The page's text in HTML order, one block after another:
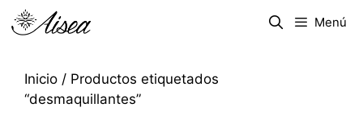
Menú
Inicio / Productos etiquetados
“desmaquillantes”